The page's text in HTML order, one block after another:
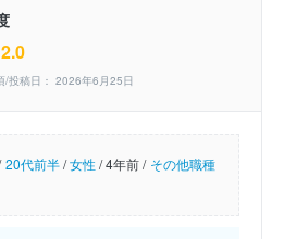
2.0
/投稿日： 2026年6月25日
20代前半/女性/4年前 / その他職種